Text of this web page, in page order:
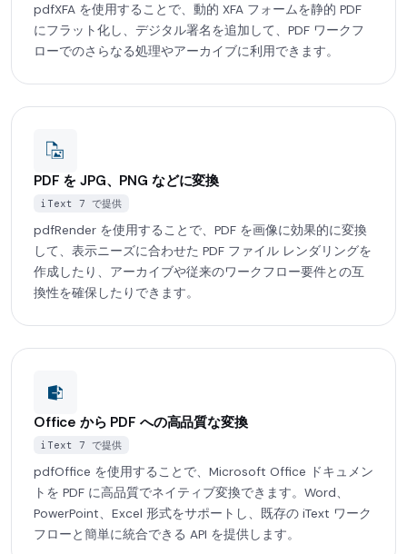
pdfXFA を使用することで、動的 XFA フォームを静的 PDF
にフラット化し、デジタル署名を追加して、PDF ワークフ
ローでのさらなる処理やアーカイブに利用できます。
PDF を JPG、PNG などに変換
iText 7 で提供
pdfRender を使用することで、PDF を画像に効果的に変換
して、表示ニーズに合わせた PDF ファイル レンダリングを
作成したり、アーカイブや従来のワークフロー要件との互
換性を確保したりできます。
Office から PDF への高品質な変換
iText 7 で提供
pdfOffice を使用することで、Microsoft Office ドキュメン
トを PDF に高品質でネイティブ変換できます。Word、
PowerPoint、Excel 形式をサポートし、既存の iText ワーク
フローと簡単に統合できる API を提供します。